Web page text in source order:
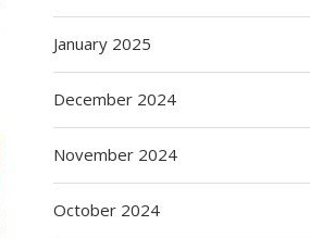
January 2025
December 2024
November 2024
October 2024